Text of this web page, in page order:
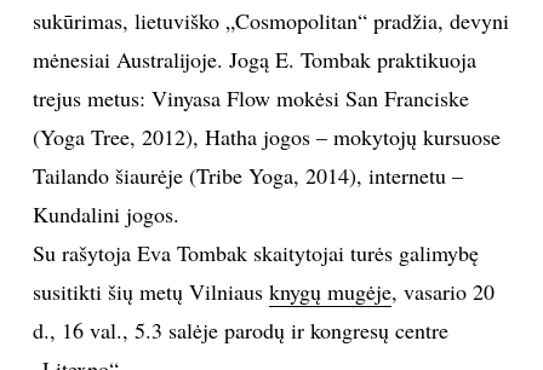
sukūrimas, lietuviško „Cosmopolitan“ pradžia, devyni
mėnesiai Australijoje. Jogą E. Tombak praktikuoja
trejus metus: Vinyasa Flow mokėsi San Franciske
(Yoga Tree, 2012), Hatha jogos – mokytojų kursuose
Tailando šiaurėje (Tribe Yoga, 2014), internetu –
Kundalini jogos.
Su rašytoja Eva Tombak skaitytojai turės galimybę
susitikti šių metų Vilniaus knygų mugėje, vasario 20
d., 16 val., 5.3 salėje parodų ir kongresų centre